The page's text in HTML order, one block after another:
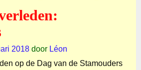
2018 door Léon
op de Dag van de Stamouders